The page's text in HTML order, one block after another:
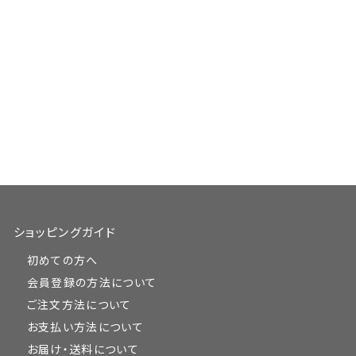
ショッピングガイド
初めての方へ
会員登録の方法について
ご注文方法について
お支払い方法について
お届け・送料について